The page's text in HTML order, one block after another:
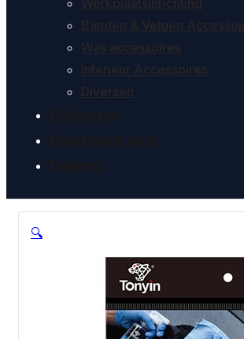
Werkplaatsinrichting
Banden & Velgen
Was accessoires
Interieur Accessoires
Diversen
🔍